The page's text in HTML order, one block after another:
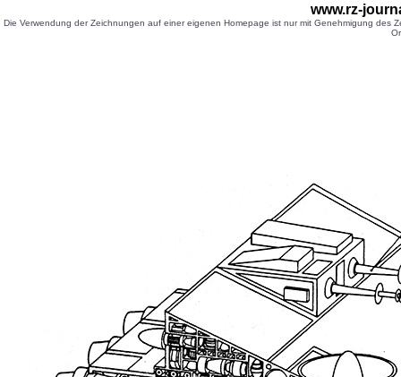
www.rz-
Die Verwendung der Zeichnungen auf einer eigenen Homepage ist nur mit Genehmigung